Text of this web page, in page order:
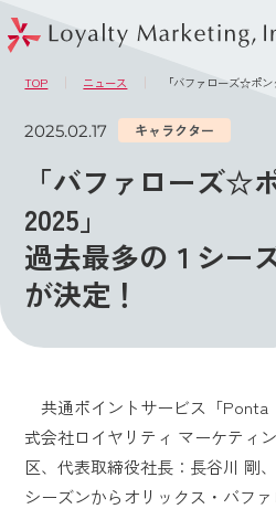
TOP ニュース 「バファローズ☆ポ
2025.02.17 キャラクター
「バファローズ☆
2025」
過去最多の１シー
が決定！
共通ポイントサービス「Ponta
式会社ロイヤリティ マーケティ
区、代表取締役社長：長谷川 剛
シーズンからオリックス・バファ